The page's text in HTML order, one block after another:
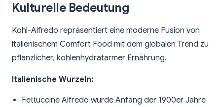
Kulturelle Bedeutung
Kohl-Alfredo repräsentiert eine moderne Fusion von
italienischem Comfort Food mit dem globalen Trend zu
pflanzlicher, kohlenhydratarmer Ernährung.
Italienische Wurzeln:
Fettuccine Alfredo wurde Anfang der 1900er Jahre